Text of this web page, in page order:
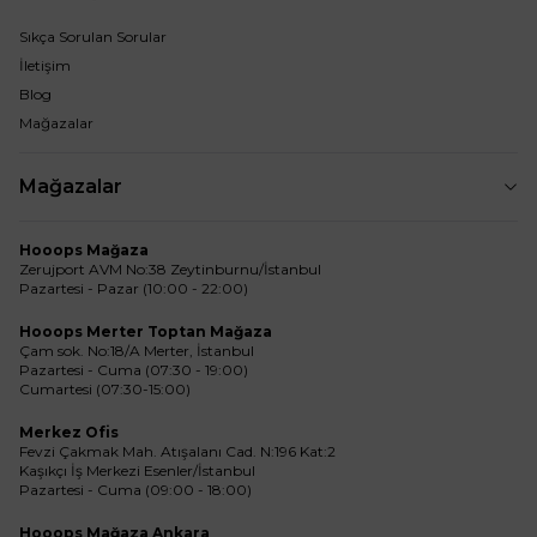
Sıkça Sorulan Sorular
İletişim
Blog
Mağazalar
Mağazalar
Hooops Mağaza
Zerujport AVM No:38 Zeytinburnu/İstanbul
Pazartesi - Pazar (10:00 - 22:00)
Hooops Merter Toptan Mağaza
Çam sok. No:18/A Merter, İstanbul
Pazartesi - Cuma (07:30 - 19:00)
Cumartesi (07:30-15:00)
Merkez Ofis
Fevzi Çakmak Mah. Atışalanı Cad. N:196 Kat:2
Kaşıkçı İş Merkezi Esenler/İstanbul
Pazartesi - Cuma (09:00 - 18:00)
Hooops Mağaza Ankara